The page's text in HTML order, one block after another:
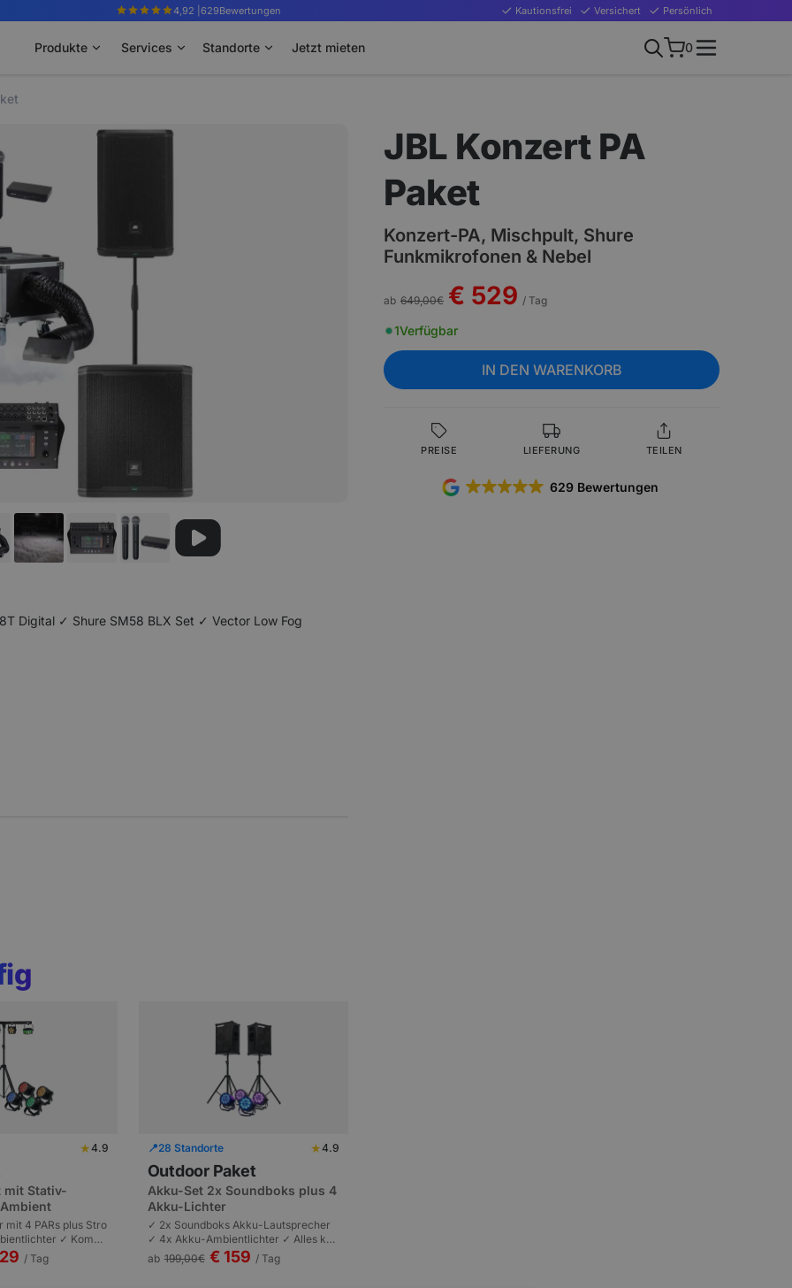
4,92 | 629Bewertungen Kautionsfrei Versichert Persönlich
Produkte Services Standorte Jetzt mieten 0
Digital ✓ Shure SM58 BLX Set ✓ Vector Low Fog
★4.9
mit Stativ-
4 PARs plus Stro
✓ Kompl
| Plug-and-Play | P
100 Personen.
/ Tag
📍28 Standorte ★4.9
Outdoor Paket
Akku-Set 2x Soundboks plus 4
Akku-Lichter
✓ 2x Soundboks Akku-Lautsprecher
✓ 4x Akku-Ambientlichter ✓ Alles kab
ellos | Komplett akkubetrieben | Garte
nfeste und Outdoor bis 80 Personen.
ab 199,00€ € 159 / Tag
JBL Konzert PA
Paket
Konzert-PA, Mischpult, Shure
Funkmikrofonen & Nebel
ab 649,00€ € 529 / Tag
1Verfügbar
IN DEN WARENKORB
PREISE LIEFERUNG TEILEN
629 Bewertungen